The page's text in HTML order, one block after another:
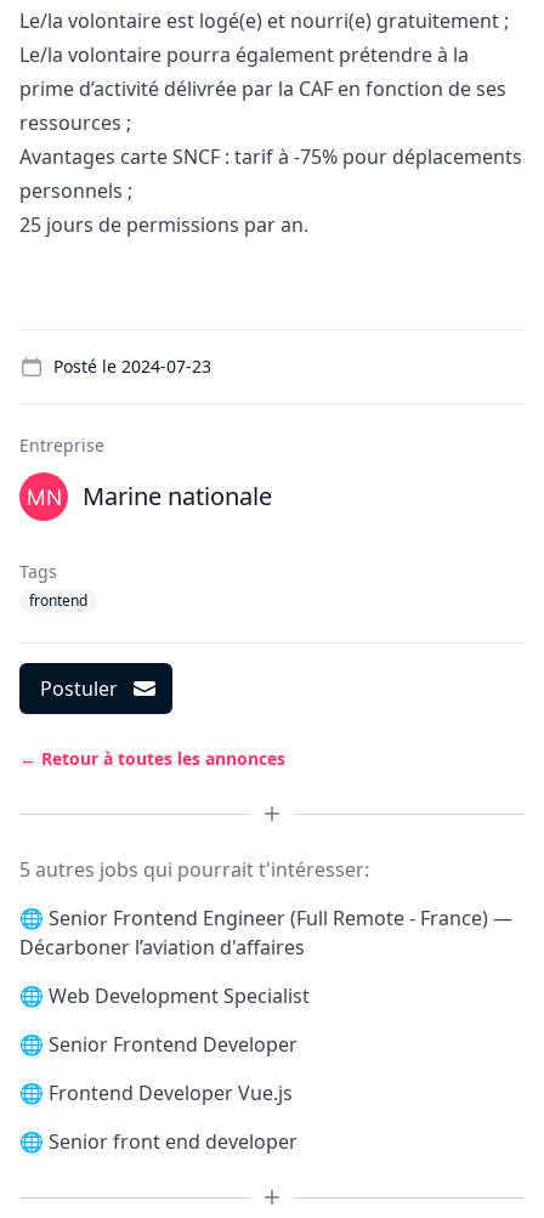
Le/la volontaire est logé(e) et nourri(e) gratuitement ;
Le/la volontaire pourra également prétendre à la
prime d’activité délivrée par la CAF en fonction de ses
ressources ;
Avantages carte SNCF : tarif à -75% pour déplacements
personnels ;
25 jours de permissions par an.
Posté le 2024-07-23
Entreprise
Marine nationale
Tags
frontend
Postuler
← Retour à toutes les annonces
5 autres jobs qui pourrait t'intéresser:
🌐 Senior Frontend Engineer (Full Remote - France) —
Décarboner l’aviation d'affaires
🌐 Web Development Specialist
🌐 Senior Frontend Developer
🌐 Frontend Developer Vue.js
🌐 Senior front end developer